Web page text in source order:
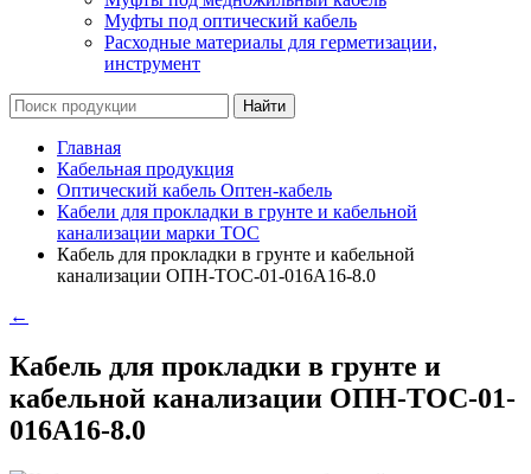
Муфты под оптический кабель
Расходные материалы для герметизации,
инструмент
Главная
Кабельная продукция
Оптический кабель Оптен-кабель
Кабели для прокладки в грунте и кабельной
канализации марки ТОС
Кабель для прокладки в грунте и кабельной
канализации ОПН-ТОС-01-016А16-8.0
←
Кабель для прокладки в грунте и
кабельной канализации ОПН-ТОС-01-
016А16-8.0